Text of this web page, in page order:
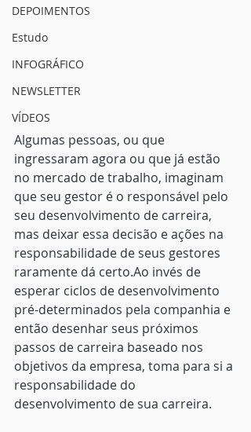
DEPOIMENTOS
Estudo
INFOGRÁFICO
NEWSLETTER
VÍDEOS
Algumas pessoas, ou que
ingressaram agora ou que já estão
no mercado de trabalho, imaginam
que seu gestor é o responsável pelo
seu desenvolvimento de carreira,
mas deixar essa decisão e ações na
responsabilidade de seus gestores
raramente dá certo.Ao invés de
esperar ciclos de desenvolvimento
pré-determinados pela companhia e
então desenhar seus próximos
passos de carreira baseado nos
objetivos da empresa, toma para si a
responsabilidade do
desenvolvimento de sua carreira.